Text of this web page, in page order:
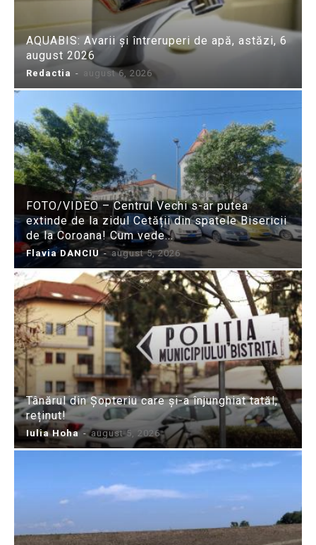
AQUABIS: Avarii și întreruperi de apă, astăzi, 6
august 2026
Redactia - august 6, 2026
FOTO/VIDEO – Centrul Vechi s-ar putea
extinde de la zidul Cetății din spatele Bisericii
de la Coroana! Cum vede...
Flavia DANCIU - august 5, 2026
Tânărul din Șopteriu care și-a înjunghiat tatăl,
reținut!
Iulia Hoha - august 5, 2026